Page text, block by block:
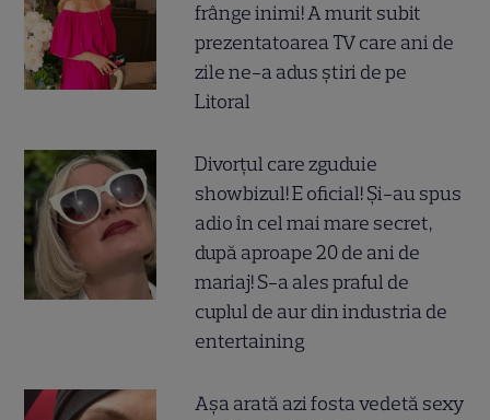
frânge inimi! A murit subit
prezentatoarea TV care ani de
zile ne-a adus știri de pe
Litoral
Divorțul care zguduie
showbizul! E oficial! Și-au spus
adio în cel mai mare secret,
după aproape 20 de ani de
mariaj! S-a ales praful de
cuplul de aur din industria de
entertaining
Așa arată azi fosta vedetă sexy